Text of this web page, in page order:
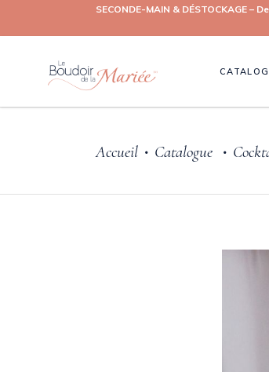
SECONDE-MAIN & DÉSTOCKAGE
Accueil • Catalogue •